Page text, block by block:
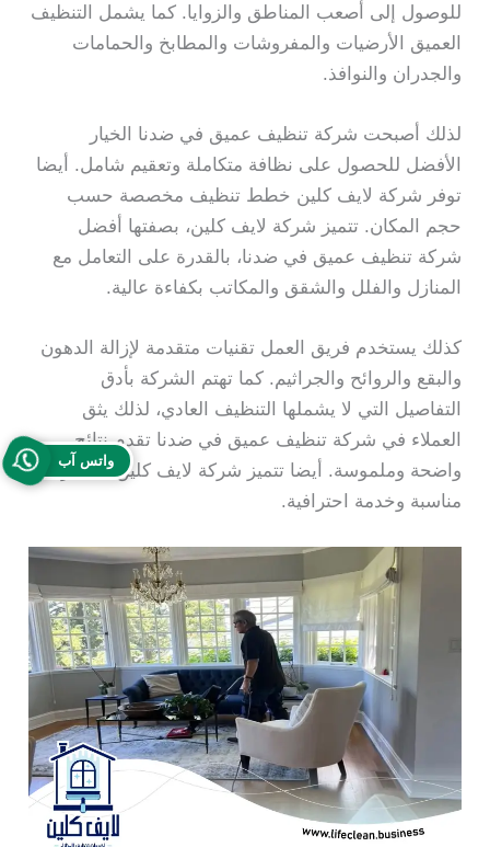
للوصول إلى أصعب المناطق والزوايا. كما يشمل التنظيف
العميق الأرضيات والمفروشات والمطابخ والحمامات
والجدران والنوافذ.
لذلك أصبحت شركة تنظيف عميق في ضدنا الخيار
الأفضل للحصول على نظافة متكاملة وتعقيم شامل. أيضا
توفر شركة لايف كلين خطط تنظيف مخصصة حسب
حجم المكان. تتميز شركة لايف كلين، بصفتها أفضل
شركة تنظيف عميق في ضدنا، بالقدرة على التعامل مع
المنازل والفلل والشقق والمكاتب بكفاءة عالية.
كذلك يستخدم فريق العمل تقنيات متقدمة لإزالة الدهون
والبقع والروائح والجراثيم. كما تهتم الشركة بأدق
التفاصيل التي لا يشملها التنظيف العادي، لذلك يثق
العملاء في شركة تنظيف عميق في ضدنا تقدم نتائج
واضحة وملموسة. أيضا تتميز شركة لايف كلين بأسعار
مناسبة وخدمة احترافية.
واتس آب